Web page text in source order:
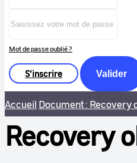
Mot de passe oublié ?
S'inscrire Valider
Accueil Document : Recovery
Recovery